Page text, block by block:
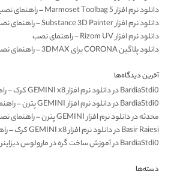
دانلود نرم افزار Marmoset Toolbag 5 – راهنمای نصب
دانلود نرم افزار Substance 3D Painter – راهنمای نصب
دانلود نرم افزار Rizom UV – راهنمای نصب
دانلود پلاگین CORONA برای 3DMAX – راهنمای نصب
آخرین دیدگاه‌ها
BardiaStdi0دردانلود نرم افزار GEMINI x8 کرک – راهنمای نصب
BardiaStdi0دردانلود نرم افزار GEMINI پترن – راهنمای نصب
محدثهدردانلود نرم افزار GEMINI پترن – راهنمای نصب
Basir Raiesiدردانلود نرم افزار GEMINI x8 کرک – راهنمای نصب
BardiaStdi0درآموزش ساخت گره در مارولوس دیزاینر
دسته‌ها